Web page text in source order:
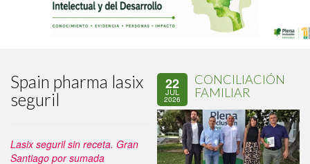
Spain pharma lasix
seguril
Lasix seguril sin receta. Gran
Santiago por sumada
22
JUL
2026
CONCILIACIÓN
FAMILIAR